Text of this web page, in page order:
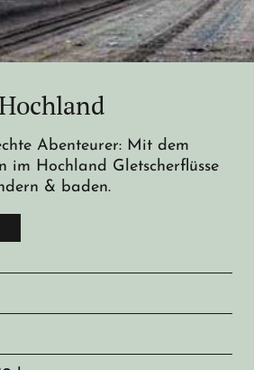
Abenteurer: Mit dem
im Hochland Gletscherflüsse
& baden.